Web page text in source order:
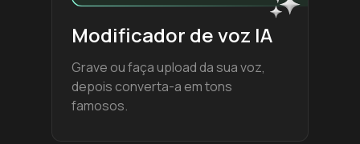
Modificador de voz IA
Grave ou faça upload da sua voz,
depois converta-a em tons
famosos.